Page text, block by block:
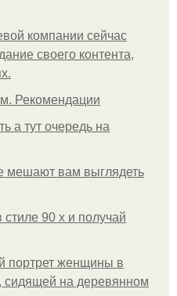
компании сейчас
своего контента,
Рекомендации
а тут очередь на
мешают вам выглядеть
90 х и получай
портрет женщины в
сидящей на деревянном